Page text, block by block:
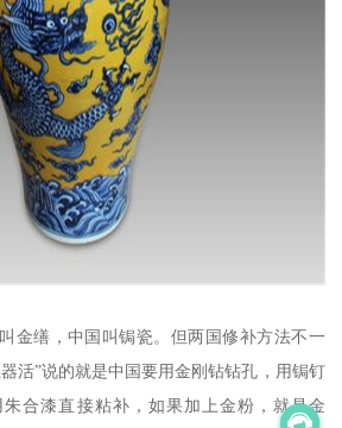
金缮，中国叫锔瓷。但两国修补方法不一
活”说的就是中国要用金刚钻钻孔，用锔钉
合漆直接粘补，如果加上金粉，就是金